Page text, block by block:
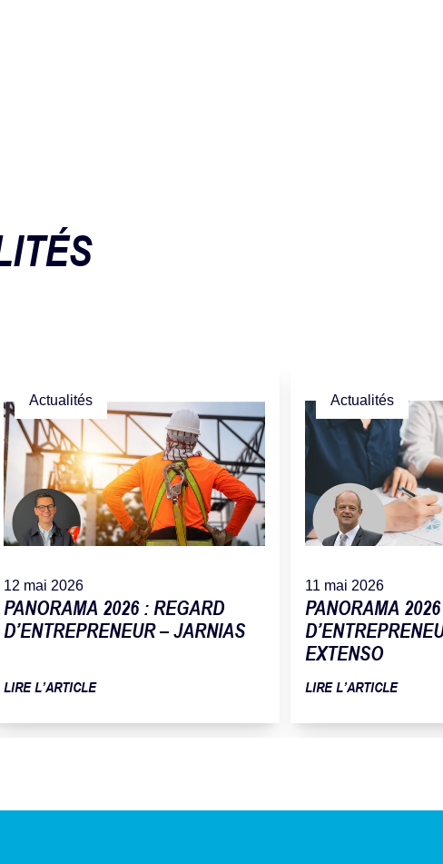
Actualités
12 mai 2026
PANORAMA 2026 : REGARD
D’ENTREPRENEUR – JARNIAS
LIRE L’ARTICLE
Actualités
11 mai 2026
PANORAMA
EXTENSO
LIRE L’ARTICLE